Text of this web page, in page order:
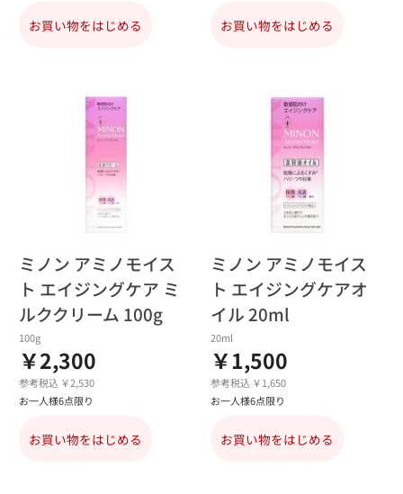
お買い物をはじめる お買い物をはじめる
ミノン アミノモイス
ト エイジングケア ミ
ルククリーム 100g
100g
￥2,300
参考税込 ￥2,530
お一人様6点限り
お買い物をはじめる
ミノン アミノモイス
ト エイジングケアオ
イル 20ml
20ml
￥1,500
参考税込 ￥1,650
お一人様6点限り
お買い物をはじめる